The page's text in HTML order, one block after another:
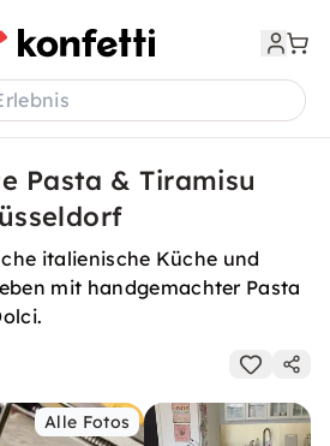
Pasta & Tiramisu
italienische Küche und
mit handgemachter Pasta
Alle Fotos